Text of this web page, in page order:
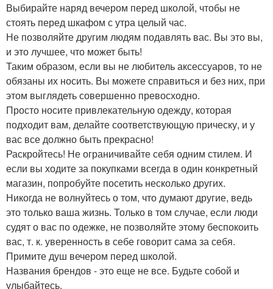
Выбирайте наряд вечером перед школой, чтобы не
стоять перед шкафом с утра целый час.
Не позволяйте другим людям подавлять вас. Вы это вы,
и это лучшее, что может быть!
Таким образом, если вы не любитель аксессуаров, то не
обязаны их носить. Вы можете справиться и без них, при
этом выглядеть совершенно превосходно.
Просто носите привлекательную одежду, которая
подходит вам, делайте соответствующую прическу, и у
вас все должно быть прекрасно!
Раскройтесь! Не ограничивайте себя одним стилем. И
если вы ходите за покупками всегда в один конкретный
магазин, попробуйте посетить несколько других.
Никогда не волнуйтесь о том, что думают другие, ведь
это только ваша жизнь. Только в том случае, если люди
судят о вас по одежке, не позволяйте этому беспокоить
вас, т. к. уверенность в себе говорит сама за себя.
Примите душ вечером перед школой.
Названия брендов - это еще не все. Будьте собой и
улыбайтесь.